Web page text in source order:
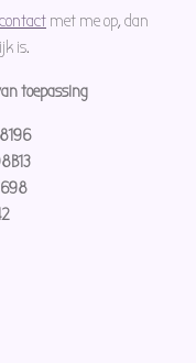
contact met me op, dan
is.
toepassing